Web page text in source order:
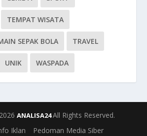
TEMPAT WISATA
SEPAK BOLA TRAVEL
UNIK WASPADA
ANALISA24All Rights Reserved.
Iklan Pedoman Media Siber